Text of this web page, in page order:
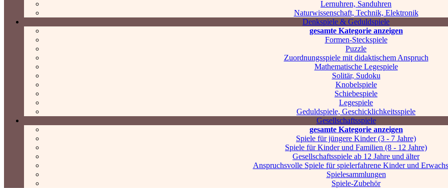
Lernuhren, Sanduhren
Naturwissenschaft, Technik, Elektronik
Denkspiele & Geduldspiele
gesamte Kategorie anzeigen
Formen-Steckspiele
Puzzle
Zuordnungsspiele mit didaktischem Anspruch
Mathematische Legespiele
Solitär, Sudoku
Knobelspiele
Schiebespiele
Legespiele
Geduldspiele, Geschicklichkeitsspiele
Gesellschaftsspiele
gesamte Kategorie anzeigen
Spiele für jüngere Kinder (3 - 7 Jahre)
Spiele für Kinder und Familien (8 - 12 Jahre)
Gesellschaftsspiele ab 12 Jahre und älter
Anspruchsvolle Spiele für spielerfahrene Kinder und
Spielesammlungen
Spiele-Zubehör